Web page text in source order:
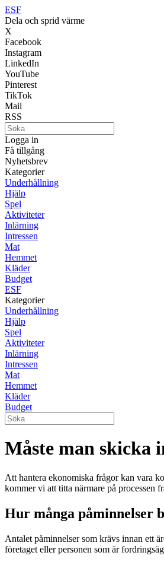
ESF
Dela och sprid värme
X
Facebook
Instagram
LinkedIn
YouTube
Pinterest
TikTok
Mail
RSS
Logga in
Få tillgång
Nyhetsbrev
Kategorier
Underhållning
Hjälp
Spel
Aktiviteter
Inlärning
Intressen
Mat
Hemmet
Kläder
Budget
ESF
Kategorier
Underhållning
Hjälp
Spel
Aktiviteter
Inlärning
Intressen
Mat
Hemmet
Kläder
Budget
Måste man skicka
Att hantera ekonomiska frågor kan vara
kommer vi att titta närmare på processen
Hur många påminnelser
Antalet påminnelser som krävs innan ett
företaget eller personen som är